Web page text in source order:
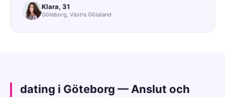
Klara, 31
Göteborg, Västra Götaland
dating i Göteborg — Anslut och